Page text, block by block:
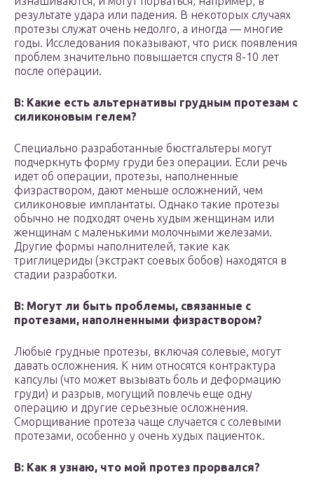
результате удара или падения. В некоторых случаях
протезы служат очень недолго, а иногда — многие
годы. Исследования показывают, что риск появления
проблем значительно повышается спустя 8-10 лет
после операции.
В: Какие есть альтернативы грудным протезам с
силиконовым гелем?
Специально разработанные бюстгальтеры могут
подчеркнуть форму груди без операции. Если речь
идет об операции, протезы, наполненные
физраствором, дают меньше осложнений, чем
силиконовые имплантаты. Однако такие протезы
обычно не подходят очень худым женщинам или
женщинам с маленькими молочными железами.
Другие формы наполнителей, такие как
триглицериды (экстракт соевых бобов) находятся в
стадии разработки.
В: Могут ли быть проблемы, связанные с
протезами, наполненными физраствором?
Любые грудные протезы, включая солевые, могут
давать осложнения. К ним относятся контрактура
капсулы (что может вызывать боль и деформацию
груди) и разрыв, могущий повлечь еще одну
операцию и другие серьезные осложнения.
Сморщивание протеза чаще случается с солевыми
протезами, особенно у очень худых пациенток.
В: Как я узнаю, что мой протез прорвался?